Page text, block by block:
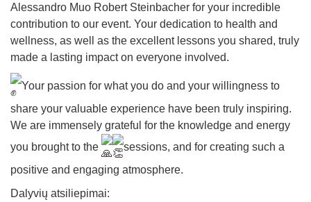
Alessandro Muo Robert Steinbacher for your incredible
contribution to our event. Your dedication to health and
wellness, as well as the excellent lessons you shared, truly
made a lasting impact on everyone involved.
Your passion for what you do and your willingness to
share your valuable experience have been truly inspiring.
We are immensely grateful for the knowledge and energy
you brought to the
sessions, and for creating such a
positive and engaging atmosphere.
Dalyvių atsiliepimai: